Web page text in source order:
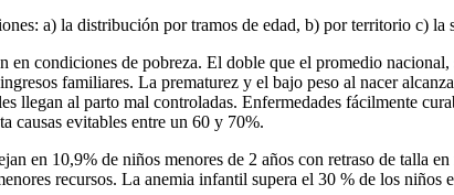
a) la distribución por tramos de edad, b) por territorio c)
condiciones de pobreza. El doble que el promedio
familiares. La prematurez y el bajo peso al nacer
llegan al parto mal controladas. Enfermedades fácilmente
causas evitables entre un 60 y 70%.
en 10,9% de niños menores de 2 años con retraso de talla
recursos. La anemia infantil supera el 30 % de los niños